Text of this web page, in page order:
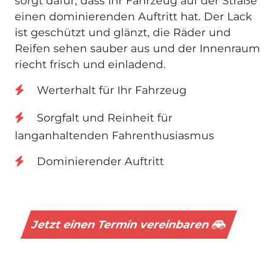
einen dominierenden Auftritt hat. Der Lack
ist geschützt und glänzt, die Räder und
Reifen sehen sauber aus und der Innenraum
riecht frisch und einladend.
Werterhalt für Ihr Fahrzeug
Sorgfalt und Reinheit für
langanhaltenden Fahrenthusiasmus
Dominierender Auftritt
Jetzt einen Termin vereinbaren